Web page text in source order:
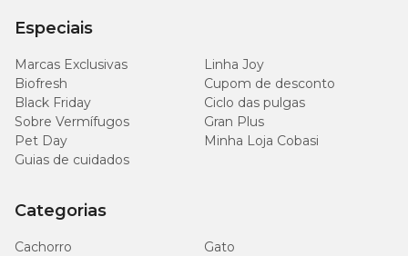
Especiais
Marcas Exclusivas
Linha Joy
Biofresh
Cupom de desconto
Black Friday
Ciclo das pulgas
Sobre Vermífugos
Gran Plus
Pet Day
Minha Loja Cobasi
Guias de cuidados
Categorias
Cachorro
Gato